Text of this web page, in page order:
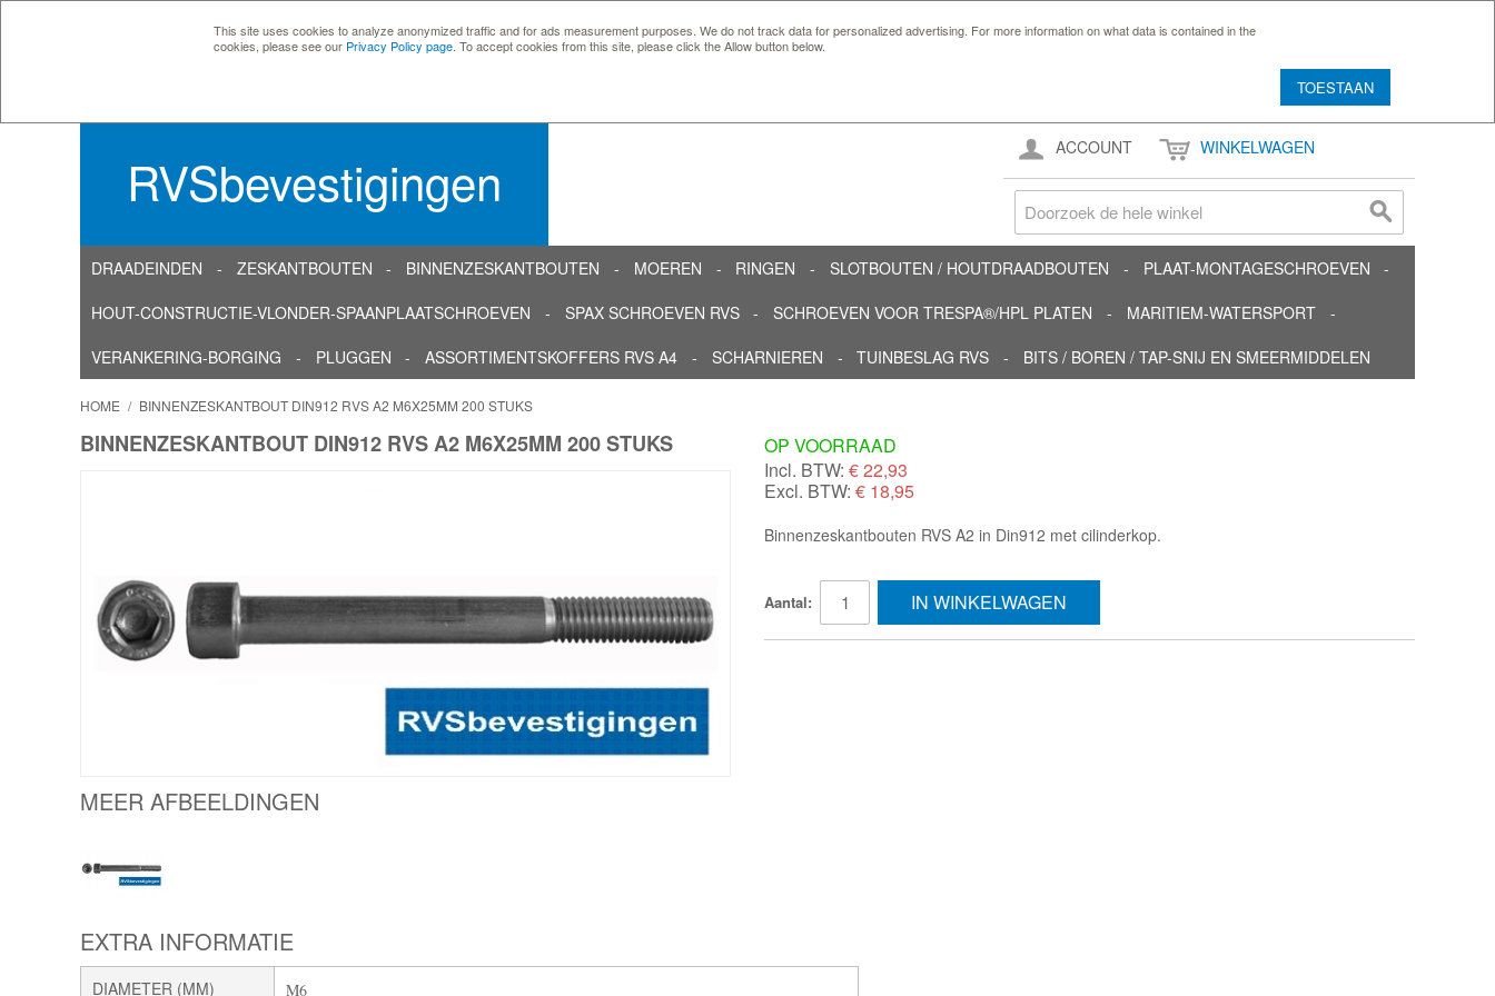
This site uses cookies to analyze anonymized traffic and for ads measurement purposes. We do not track data for personalized advertising. For more information on what data is contained in the
cookies, please see our Privacy Policy page . To accept cookies from this site, please click the Allow button below.
TOESTAAN
RVSbevestigingen
ACCOUNT WINKELWAGEN
DRAADEINDEN ZESKANTBOUTEN BINNENZESKANTBOUTEN MOEREN RINGEN SLOTBOUTEN / HOUTDRAADBOUTEN
PLAAT-MONTAGESCHROEVEN
HOUT-CONSTRUCTIE-VLONDER-SPAANPLAATSCHROEVEN
SPAX SCHROEVEN RVS SCHROEVEN VOOR TRESPA®/HPL PLATEN
MARITIEM-WATERSPORT
VERANKERING-BORGING
PLUGGEN ASSORTIMENTSKOFFERS RVS A4 SCHARNIEREN TUINBESLAG RVS BITS / BOREN / TAP-SNIJ EN SMEERMIDDELEN
HOME / BINNENZESKANTBOUT DIN912 RVS A2 M6X25MM 200 STUKS
BINNENZESKANTBOUT DIN912 RVS A2 M6X25MM 200 STUKS
MEER AFBEELDINGEN
OP VOORRAAD
Incl. BTW: €22,93
Excl. BTW: € 18,95
Binnenzeskantbouten RVS A2 in Din912 met cilinderkop.
Aantal: IN WINKELWAGEN
EXTRA INFORMATIE
DIAMETER (MM) M6